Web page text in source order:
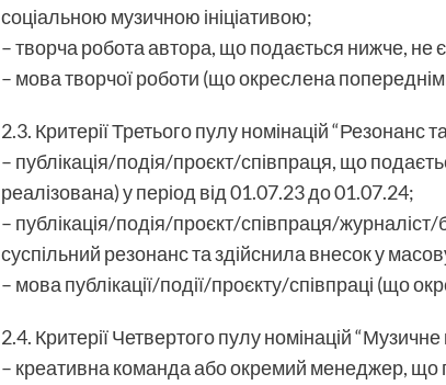
соціальною музичною ініціативою;
– творча робота автора, що подається нижче, не
– мова творчої роботи (що окреслена
2.3. Критерії Третього пулу номінацій “Резонанс
– публікація/подія/проєкт/співпраця, що
реалізована) у період від 01.07.23 до 01.07.24;
– публікація/подія/проєкт/співпраця/
суспільний резонанс та здійснила внесок у
– мова публікації/події/проєкту/співпраці (що
2.4. Критерії Четвертого пулу номінацій “Музичне
– креативна команда або окремий менеджер,